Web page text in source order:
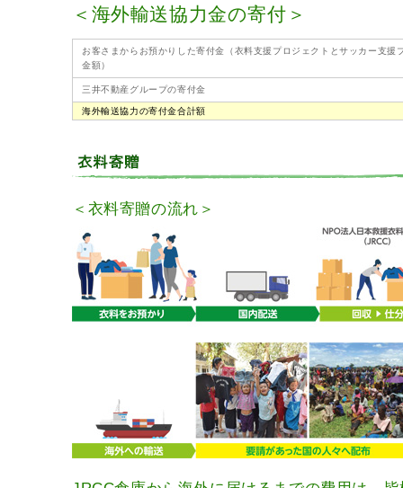
＜海外輸送協力金の寄付＞
お客さまからお預かりした寄付金（衣料支援プロジェクトとサッカー支援
金額）
三井不動産グループの寄付金
海外輸送協力の寄付金合計額
＜衣料寄贈の流れ＞